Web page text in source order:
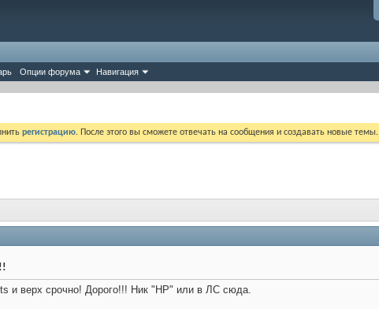
Опции форума Навигация
регистрацию. После этого вы сможете отвечать на сообщения и создавать новые темы.
и верх срочно! Дорого!!! Ник "HP" или в ЛС сюда.